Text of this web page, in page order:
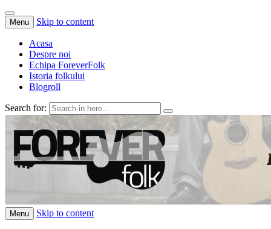
Menu Skip to content
Acasa
Despre noi
Echipa ForeverFolk
Istoria folkului
Blogroll
Search for:
ForeverFolk
Muzica sufletului tau
Menu Skip to content